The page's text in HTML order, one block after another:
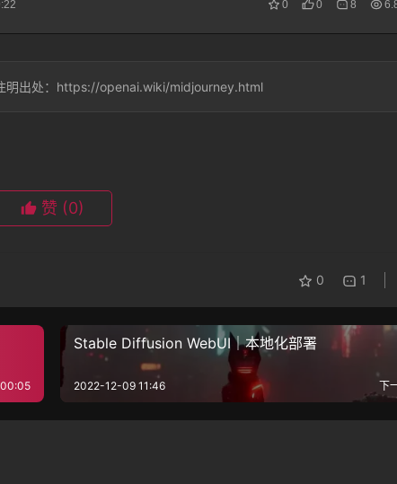
明出处：https://openai.wiki/midjourney.html
赞 (0)
0 1
Stable Diffusion WebUI｜本地化部署
下
2022-12-09 11:46